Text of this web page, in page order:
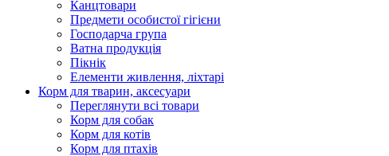
Канцтовари
Предмети особистої гігієни
Господарча група
Ватна продукція
Пікнік
Елементи живлення, ліхтарі
Корм для тварин, аксесуари
Переглянути всі товари
Корм для собак
Корм для котів
Корм для птахів